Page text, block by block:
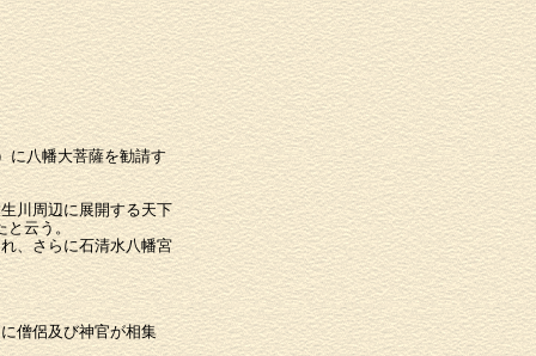
に八幡大菩薩を勧請す
川周辺に展開する天下
と云う。
、さらに石清水八幡宮
僧侶及び神官が相集